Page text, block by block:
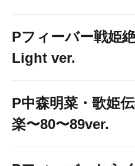
Pフィーバー戦姫
Light ver.
P中森明菜・歌姫
楽〜80〜89ver.